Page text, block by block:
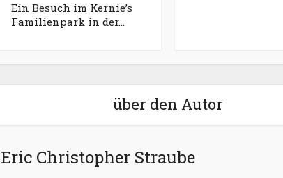
Ein Besuch im Kernie’s
Familienpark in der...
über den Autor
Eric Christopher Straube